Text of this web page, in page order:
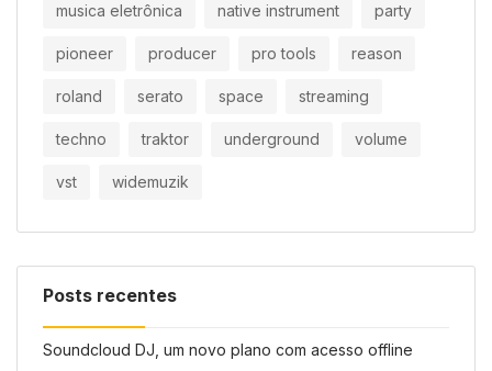
musica eletrônica native instrument party
pioneer producer pro tools reason
roland serato space streaming
techno traktor underground volume
vst widemuzik
Posts recentes
Soundcloud DJ, um novo plano com acesso offline